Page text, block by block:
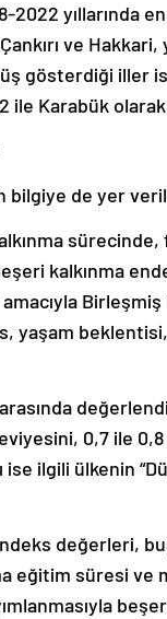
2022 yıllarında
ve
gösterdiği iller
ile Karabük
bilgiye de yer
kalkınma
Birleşmiş
yaşam
0,7 ile
ise ilgili ülkenin
değerleri,
eğitim süresi